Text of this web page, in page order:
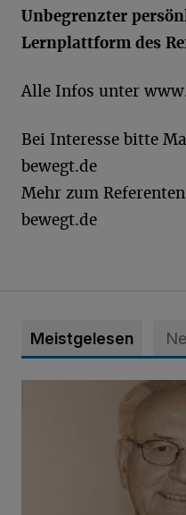
Unbegrenzter
Lernplattform des
Alle Infos unter
Bei Interesse bitte
bewegt.de
Mehr zum
bewegt.de
Meistgelesen
SPD trauert um Klaus